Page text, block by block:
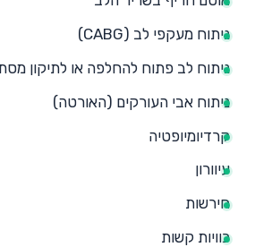
ניתוח מעקפי לב (CABG)
ניתוח לב פתוח להחלפה או לתיקון
ניתוח אבי העורקים (האורטה)
קרדיומיופטיה
עיוורון
חירשות
כוויות קשות